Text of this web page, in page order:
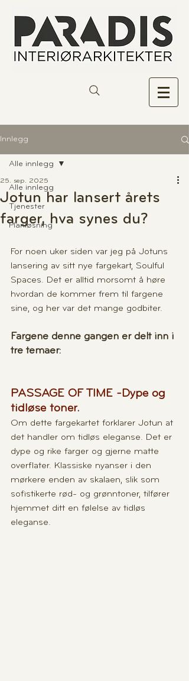
Innlegg
Alle innlegg
Tjenester
Planløsning
Alle innlegg
Jotun har lansert årets
farger, hva synes du?
25. sep. 2025
For noen uker siden var jeg på Jotuns
lansering av sitt nye fargekart, Soulful
Spaces. Det er alltid morsomt å høre
hvordan de kommer frem til fargene
sine, og her var det mange godbiter.
Fargene denne gangen er delt inn i
tre temaer:
PASSAGE OF TIME -Dype og
tidløse toner.
Om dette fargekartet forklarer Jotun at
det handler om tidløs eleganse. Det er
dype og rike farger og gjerne matte
overflater. Klassiske nyanser i den
mørkere enden av skalaen, slik som
sofistikerte rød- og grønntoner, tilfører
hjemmet ditt en følelse av tidløs
eleganse.